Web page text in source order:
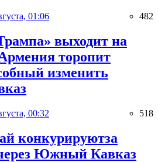
01:06 482
выходит на
торопит
изменить
00:32 518
конкурируютза
Южный Кавказ